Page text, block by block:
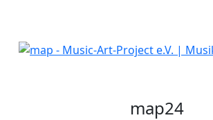
map24